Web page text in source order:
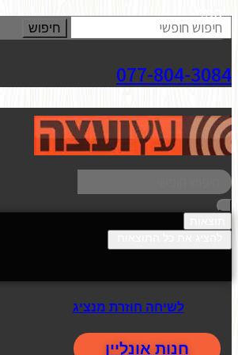
חיפוש
077-804-3084
לשיחה חוזרת מנציג
חנות אונליין
סגור